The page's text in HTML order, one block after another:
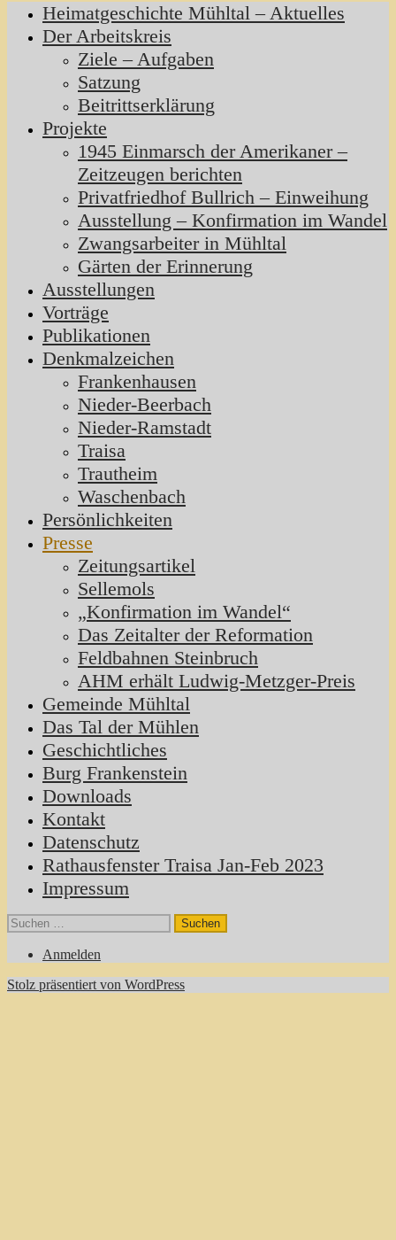
Heimatgeschichte Mühltal – Aktuelles
Der Arbeitskreis
Ziele – Aufgaben
Satzung
Beitrittserklärung
Projekte
1945 Einmarsch der Amerikaner –
Zeitzeugen berichten
Privatfriedhof Bullrich – Einweihung
Ausstellung – Konfirmation im Wandel
Zwangsarbeiter in Mühltal
Gärten der Erinnerung
Ausstellungen
Vorträge
Publikationen
Denkmalzeichen
Frankenhausen
Nieder-Beerbach
Nieder-Ramstadt
Traisa
Trautheim
Waschenbach
Persönlichkeiten
Presse
Zeitungsartikel
Sellemols
„Konfirmation im Wandel“
Das Zeitalter der Reformation
Feldbahnen Steinbruch
AHM erhält Ludwig-Metzger-Preis
Gemeinde Mühltal
Das Tal der Mühlen
Geschichtliches
Burg Frankenstein
Downloads
Kontakt
Datenschutz
Rathausfenster Traisa Jan-Feb 2023
Impressum
Suchen
nach:
Anmelden
Stolz präsentiert von WordPress